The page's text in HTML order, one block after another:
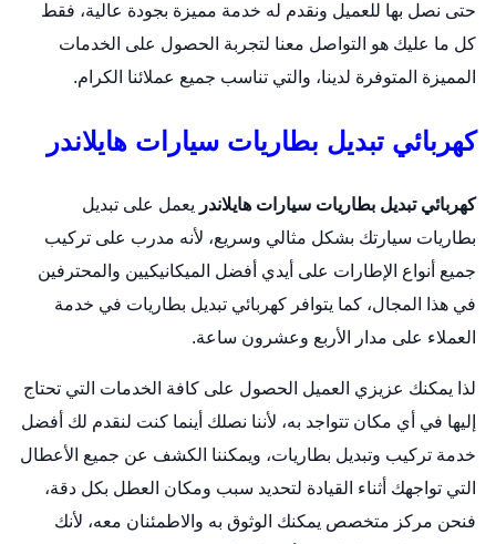
حتى نصل بها للعميل ونقدم له خدمة مميزة بجودة عالية، فقط
كل ما عليك هو التواصل معنا لتجربة الحصول على الخدمات
المميزة المتوفرة لدينا، والتي تناسب جميع عملائنا الكرام.
كهربائي تبديل بطاريات سيارات هايلاندر
كهربائي تبديل بطاريات سيارات هايلاندر يعمل على تبديل
بطاريات سيارتك بشكل مثالي وسريع، لأنه مدرب على تركيب
جميع أنواع الإطارات على أيدي أفضل الميكانيكيين والمحترفين
في هذا المجال، كما يتوافر كهربائي تبديل بطاريات في خدمة
العملاء على مدار الأربع وعشرون ساعة.
لذا يمكنك عزيزي العميل الحصول على كافة الخدمات التي تحتاج
إليها في أي مكان تتواجد به، لأننا نصلك أينما كنت لنقدم لك أفضل
خدمة تركيب وتبديل بطاريات، ويمكننا الكشف عن جميع الأعطال
التي تواجهك أثناء القيادة لتحديد سبب ومكان العطل بكل دقة،
فنحن مركز متخصص يمكنك الوثوق به والاطمئنان معه، لأنك